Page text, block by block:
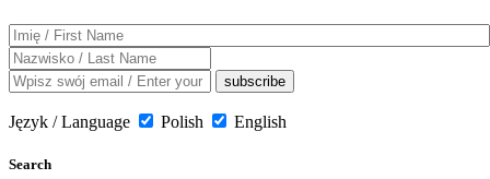
Język / Language Polish English
Search